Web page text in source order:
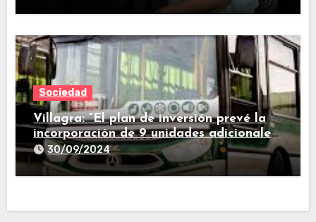
Sociedad
Villagra: “El plan de inversión prevé la
incorporación de 9 unidades adicionales
para 2025″
30/09/2024